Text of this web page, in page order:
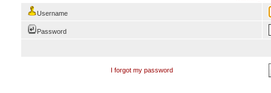
Username
Password
I forgot my password